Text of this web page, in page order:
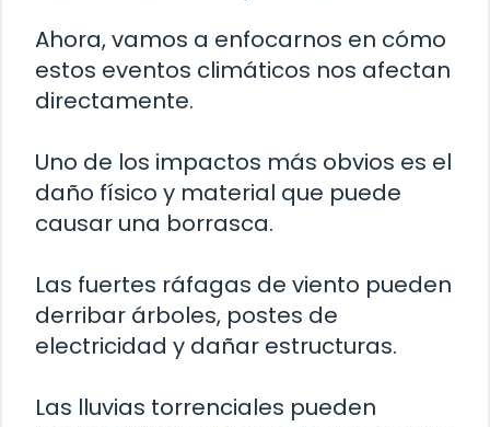
Ahora, vamos a enfocarnos en cómo
estos eventos climáticos nos afectan
directamente.
Uno de los impactos más obvios es el
daño físico y material que puede
causar una borrasca.
Las fuertes ráfagas de viento pueden
derribar árboles, postes de
electricidad y dañar estructuras.
Las lluvias torrenciales pueden